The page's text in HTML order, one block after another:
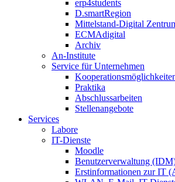
erp4students
D.smartRegion
Mittelstand-Digital
ECMAdigital
Archiv
An-Institute
Service für Unternehmen
Praktika
Abschlussarbeiten
Stellenangebote
Services
Labore
IT-Dienste
Moodle
Benutzerverwaltung
Erstinformationen zur IT